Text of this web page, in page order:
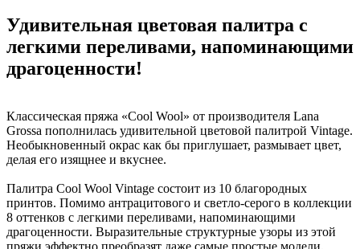
Удивительная цветовая палитра с
легкими переливами, напоминающими
драгоценности!
Классическая пряжа «Cool Wool» от производителя Lana
Grossa пополнилась удивительной цветовой палитрой Vintage.
Необыкновенный окрас как бы приглушает, размывает цвет,
делая его изящнее и вкуснее.
Палитра Cool Wool Vintage состоит из 10 благородных
принтов. Помимо антрацитового и светло-серого в коллекции
8 оттенков с легкими переливами, напоминающими
драгоценности. Выразительные структурные узоры из этой
пряжи эффектно преобразят даже самые простые модели.